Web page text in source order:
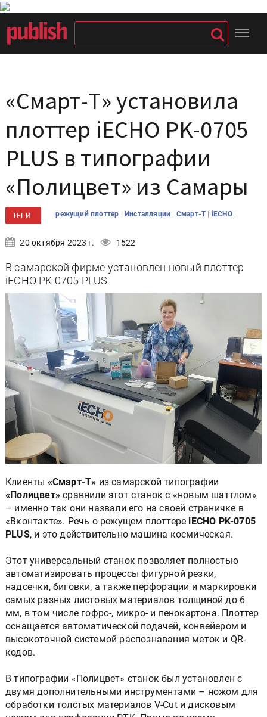
«Смарт-Т» установила
плоттер iECHO PK-0705
PLUS в типографии
«Полицвет» из Самары
ТЕГИ режущий плоттер | Инсталляции | Смарт-Т | iECHO |
20 октября 2023 г. 1522
В самарской фирме установлен новый плоттер
iECHO PK-0705 PLUS
Клиенты «Смарт-Т» из самарской типографии
«Полицвет» сравнили этот станок с «новым шаттлом»
– именно так они назвали его на своей страничке в
«Вконтакте». Речь о режущем плоттере iECHO PK-0705
PLUS, и это действительно машина космическая.
Этот универсальный станок позволяет полностью
автоматизировать процессы фигурной резки,
надсечки, биговки, а также перфорации и маркировки
самых разных листовых материалов толщиной до 6
мм, в том числе гофро-, микро- и пенокартона. Плоттер
оснащается автоматической подачей, конвейером и
высокоточной системой распознавания меток и QR-
кодов.
В типографии «Полицвет» станок был установлен с
двумя дополнительными инструментами – ножом для
обработки толстых материалов V-Cut и дисковым